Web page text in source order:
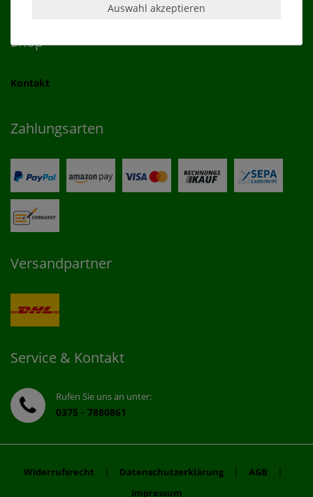
Shop
Kontakt
Zahlungsarten
Versandpartner
Service & Kontakt
Rufen Sie uns an unter:
0375 - 7880861
Widerrufsrecht | Datenschutzerklärung | AGB |
Impressum
Auswahl akzeptieren